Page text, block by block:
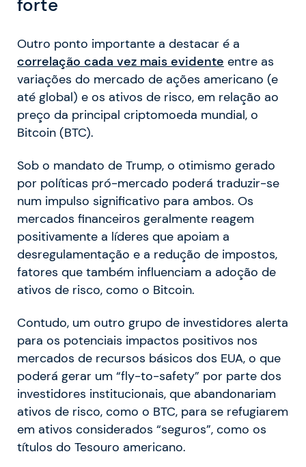
Outro ponto importante a destacar é a
correlação cada vez mais evidente entre as
variações do mercado de ações americano (e
até global) e os ativos de risco, em relação ao
preço da principal criptomoeda mundial, o
Bitcoin (BTC).
Sob o mandato de Trump, o otimismo gerado
por políticas pró-mercado poderá traduzir-se
num impulso significativo para ambos. Os
mercados financeiros geralmente reagem
positivamente a líderes que apoiam a
desregulamentação e a redução de impostos,
fatores que também influenciam a adoção de
ativos de risco, como o Bitcoin.
Contudo, um outro grupo de investidores alerta
para os potenciais impactos positivos nos
mercados de recursos básicos dos EUA, o que
poderá gerar um “fly-to-safety” por parte dos
investidores institucionais, que abandonariam
ativos de risco, como o BTC, para se refugiarem
em ativos considerados “seguros”, como os
títulos do Tesouro americano.